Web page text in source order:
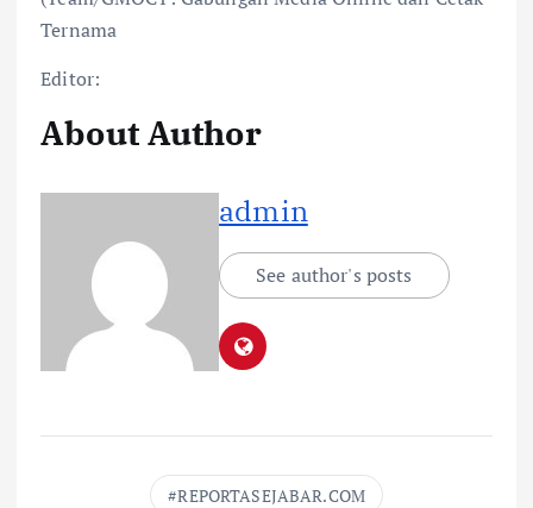
Ternama
Editor:
About Author
admin
See author's posts
REPORTASEJABAR.COM